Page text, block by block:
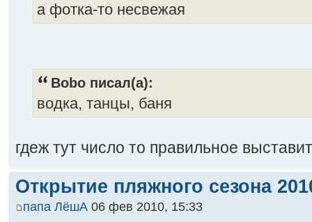
а фотка-то несвежая
Bobo писал(а):
водка, танцы, баня
гдеж тут число то правильное
Открытие пляжного сезона
папа ЛёшА 06 фев 2010, 15:33